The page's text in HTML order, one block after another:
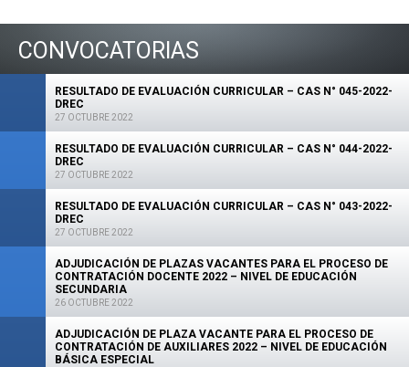
CONVOCATORIAS
RESULTADO DE EVALUACIÓN CURRICULAR – CAS N° 045-2022-
DREC
27 OCTUBRE 2022
RESULTADO DE EVALUACIÓN CURRICULAR – CAS N° 044-2022-
DREC
27 OCTUBRE 2022
RESULTADO DE EVALUACIÓN CURRICULAR – CAS N° 043-2022-
DREC
27 OCTUBRE 2022
ADJUDICACIÓN DE PLAZAS VACANTES PARA EL PROCESO DE
CONTRATACIÓN DOCENTE 2022 – NIVEL DE EDUCACIÓN
SECUNDARIA
26 OCTUBRE 2022
ADJUDICACIÓN DE PLAZA VACANTE PARA EL PROCESO DE
CONTRATACIÓN DE AUXILIARES 2022 – NIVEL DE EDUCACIÓN
BÁSICA ESPECIAL